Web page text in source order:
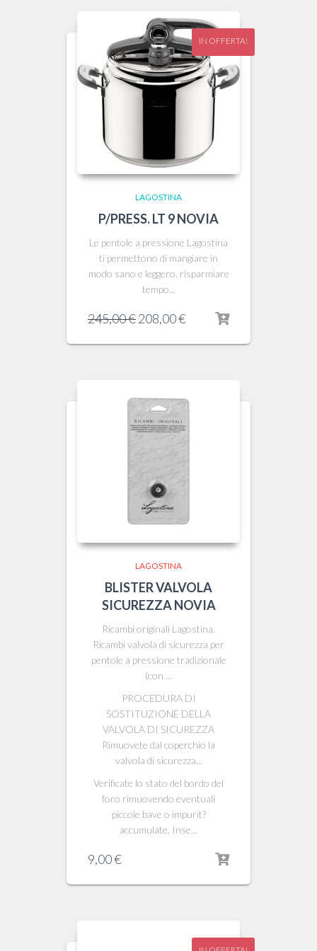
IN OFFERTA!
LAGOSTINA
P/PRESS. LT 9 NOVIA
Le pentole a pressione Lagostina
ti permettono di mangiare in
modo sano e leggero, risparmiare
tempo...
245,00€Il
originale
208,00€Il
attuale
LAGOSTINA
BLISTER VALVOLA
SICUREZZA NOVIA
Ricambi originali Lagostina.
Ricambi valvola di sicurezza per
pentole a pressione tradizionale
(con ...
PROCEDURA DI
SOSTITUZIONE DELLA
VALVOLA DI SICUREZZA
Rimuovete dal coperchio la
valvola di sicurezza...
Verificate lo stato del bordo del
foro rimuovendo eventuali
piccole bave o impurit?
accumulate. Inse...
9,00€